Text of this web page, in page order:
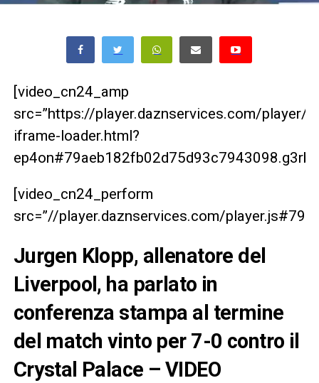
[video_cn24_amp
src=”https://player.daznservices.com/player/
iframe-loader.html?
[video_cn24_perform
src=”//player.daznservices.com/
Jurgen Klopp, allenatore del
Liverpool, ha parlato in
conferenza stampa al termine
del match vinto per 7-0 contro il
Crystal Palace – VIDEO